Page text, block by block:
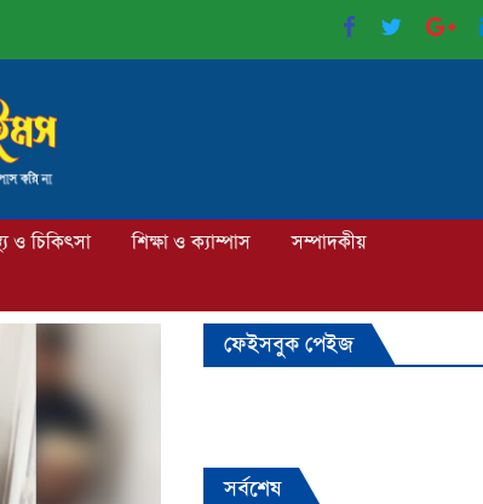
ও চিকিৎসা শিক্ষা ও ক্যাম্পাস
সম্পাদকীয়
ফেইসবুক পেইজ
সর্বশেষ